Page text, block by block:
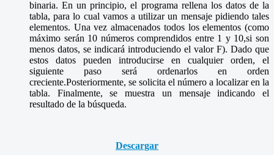
binaria. En un principio, el programa rellena los datos de la
tabla, para lo cual vamos a utilizar un mensaje pidiendo tales
elementos. Una vez almacenados todos los elementos (como
máximo serán 10 números comprendidos entre 1 y 10,si son
menos datos, se indicará introduciendo el valor F). Dado que
estos datos pueden introducirse en cualquier orden, el
siguiente paso será ordenarlos en orden
creciente.Posteriormente, se solicita el número a localizar en la
tabla. Finalmente, se muestra un mensaje indicando el
resultado de la búsqueda.
Descargar